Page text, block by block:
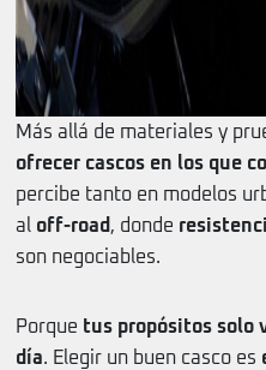
Más allá de materiales y
ofrecer cascos en los que
percibe tanto en modelos
al off-road , donde
son negociables.
Porque tus propósitos solo
día. Elegir un buen casco es